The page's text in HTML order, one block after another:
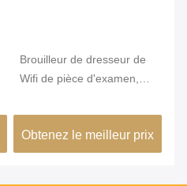
Brouilleur de dresseur de
Wifi de pièce d'examen,
téléphone portable bloquer
de 360 degrés
Obtenez le meilleur prix